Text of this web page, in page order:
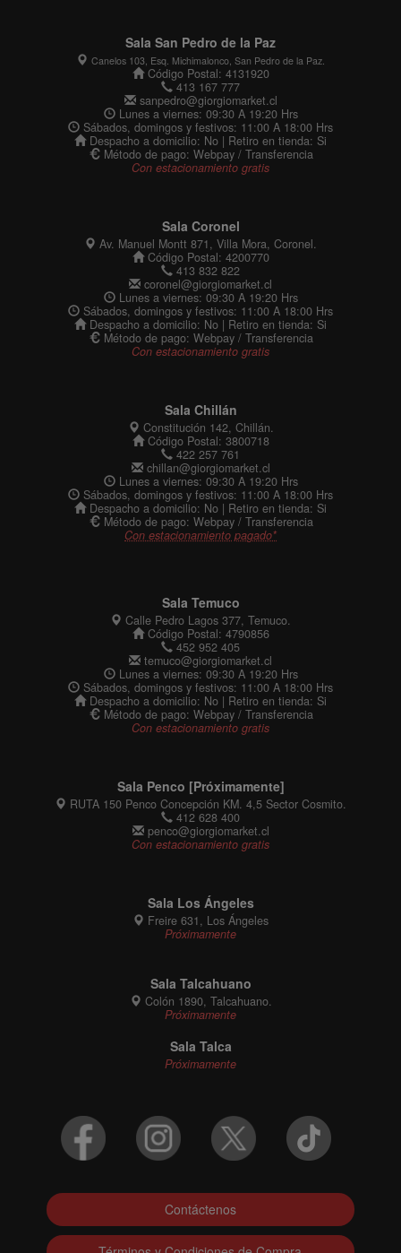
Sala San Pedro de la Paz
Canelos 103, Esq. Michimalonco, San Pedro de la Paz.
Código Postal: 4131920
413 167 777
sanpedro@giorgiomarket.cl
Lunes a viernes: 09:30 A 19:20 Hrs
Sábados, domingos y festivos: 11:00 A 18:00 Hrs
Despacho a domicilio: No | Retiro en tienda: Si
Método de pago: Webpay / Transferencia
Con estacionamiento gratis
Sala Coronel
Av. Manuel Montt 871, Villa Mora, Coronel.
Código Postal: 4200770
413 832 822
coronel@giorgiomarket.cl
Lunes a viernes: 09:30 A 19:20 Hrs
Sábados, domingos y festivos: 11:00 A 18:00 Hrs
Despacho a domicilio: No | Retiro en tienda: Si
Método de pago: Webpay / Transferencia
Con estacionamiento gratis
Sala Chillán
Constitución 142, Chillán.
Código Postal: 3800718
422 257 761
chillan@giorgiomarket.cl
Lunes a viernes: 09:30 A 19:20 Hrs
Sábados, domingos y festivos: 11:00 A 18:00 Hrs
Despacho a domicilio: No | Retiro en tienda: Si
Método de pago: Webpay / Transferencia
Con estacionamiento pagado*
Sala Temuco
Calle Pedro Lagos 377, Temuco.
Código Postal: 4790856
452 952 405
temuco@giorgiomarket.cl
Lunes a viernes: 09:30 A 19:20 Hrs
Sábados, domingos y festivos: 11:00 A 18:00 Hrs
Despacho a domicilio: No | Retiro en tienda: Si
Método de pago: Webpay / Transferencia
Con estacionamiento gratis
Sala Penco [Próximamente]
RUTA 150 Penco Concepción KM. 4,5 Sector Cosmito.
412 628 400
penco@giorgiomarket.cl
Con estacionamiento gratis
Sala Los Ángeles
Freire 631, Los Ángeles
Próximamente
Sala Talcahuano
Colón 1890, Talcahuano.
Próximamente
Sala Talca
Próximamente
Contáctenos